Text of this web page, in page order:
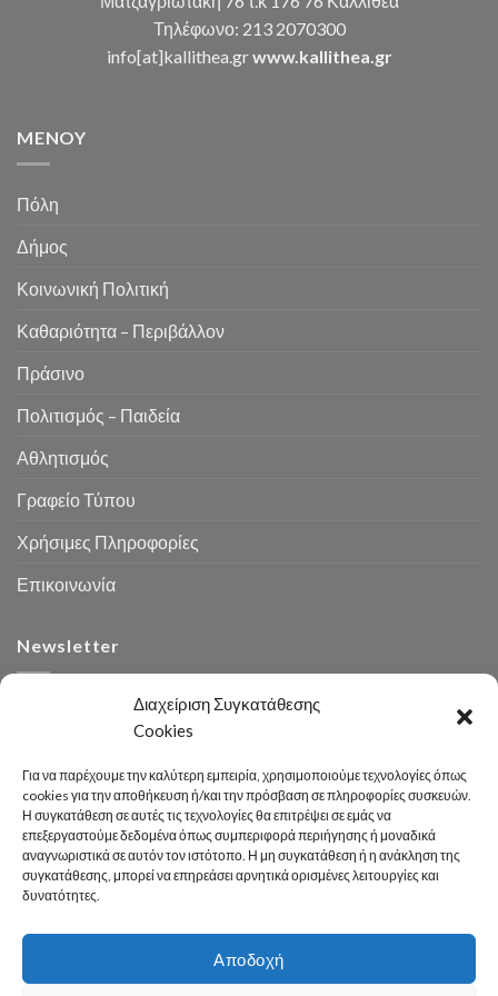
Διαχείριση Συγκατάθεσης
Cookies
Για να παρέχουμε την καλύτερη εμπειρία, χρησιμοποιούμε τεχνολογίες όπως
cookies για την αποθήκευση ή/και την πρόσβαση σε πληροφορίες συσκευών.
Η συγκατάθεση σε αυτές τις τεχνολογίες θα επιτρέψει σε εμάς να
επεξεργαστούμε δεδομένα όπως συμπεριφορά περιήγησης ή μοναδικά
αναγνωριστικά σε αυτόν τον ιστότοπο. Η μη συγκατάθεση ή η ανάκληση της
συγκατάθεσης, μπορεί να επηρεάσει αρνητικά ορισμένες λειτουργίες και
δυνατότητες.
Αποδοχή
Τηλέφωνο: 213 2070300
info[at]kallithea.grwww.kallithea.gr
MENOY
Πόλη
Δήμος
Κοινωνική Πολιτική
Καθαριότητα – Περιβάλλον
Πράσινο
Πολιτισμός – Παιδεία
Αθλητισμός
Γραφείο Τύπου
Χρήσιμες Πληροφορίες
Επικοινωνία
Newsletter
Αναζήτηση